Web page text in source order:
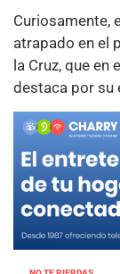
Curiosamente,
atrapado en el
la Cruz, que en
destaca por su